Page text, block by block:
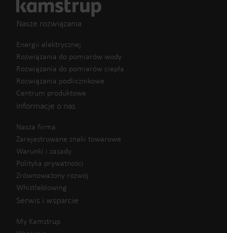
Nasze rozwiązania
Energii elektrycznej
Rozwiązania do pomiarów wody
Rozwiązania do pomiarów ciepła
Rozwiązania podlicznikowe
Centrum produktowe
Informacje o nas
Nasza firma
Zarejestrowane znaki towarowe
Warunki i zasady
Polityka prywatności
Zrównoważony rozwój
Whistleblowing
Serwis i wsparcie
My Kamstrup